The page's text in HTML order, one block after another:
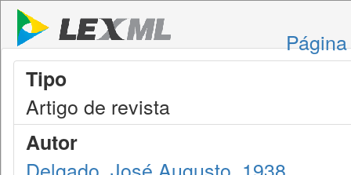
Tipo
Artigo de revista
Autor